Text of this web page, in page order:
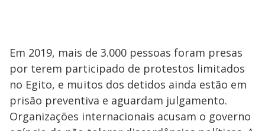
Em 2019, mais de 3.000 pessoas foram presas
por terem participado de protestos limitados
no Egito, e muitos dos detidos ainda estão em
prisão preventiva e aguardam julgamento.
Organizações internacionais acusam o governo